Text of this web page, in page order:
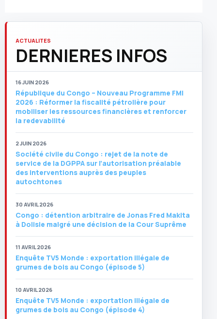
ACTUALITES
DERNIERES INFOS
16 JUIN 2026
République du Congo – Nouveau Programme FMI
2026 : Réformer la fiscalité pétrolière pour
mobiliser les ressources financières et renforcer
la redevabilité
2 JUIN 2026
Société civile du Congo : rejet de la note de
service de la DGPPA sur l’autorisation préalable
des interventions auprès des peuples
autochtones
30 AVRIL 2026
Congo : détention arbitraire de Jonas Fred Makita
à Dolisie malgré une décision de la Cour Suprême
11 AVRIL 2026
Enquête TV5 Monde : exportation illégale de
grumes de bois au Congo (épisode 5)
10 AVRIL 2026
Enquête TV5 Monde : exportation illégale de
grumes de bois au Congo (épisode 4)